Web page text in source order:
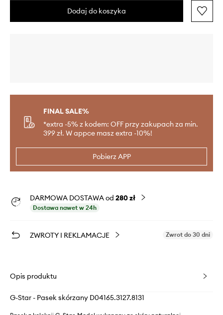
Dodaj do koszyka
FINAL SALE%
*extra -5% z kodem: OFF przy zakupach za min.
399 zł. W appce masz extra -10%!
Pobierz APP
DARMOWA DOSTAWA od 280 zł
Dostawa nawet w 24h
ZWROTY I REKLAMACJE Zwrot do 30 dni
Opis produktu
G-Star - Pasek skórzany D04165.3127.8131